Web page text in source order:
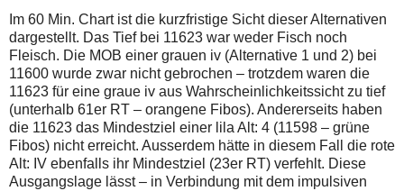
Im 60 Min. Chart ist die kurzfristige Sicht dieser Alternativen
dargestellt. Das Tief bei 11623 war weder Fisch noch
Fleisch. Die MOB einer grauen iv (Alternative 1 und 2) bei
11600 wurde zwar nicht gebrochen – trotzdem waren die
11623 für eine graue iv aus Wahrscheinlichkeitssicht zu tief
(unterhalb 61er RT – orangene Fibos). Andererseits haben
die 11623 das Mindestziel einer lila Alt: 4 (11598 – grüne
Fibos) nicht erreicht. Ausserdem hätte in diesem Fall die rote
Alt: IV ebenfalls ihr Mindestziel (23er RT) verfehlt. Diese
Ausgangslage lässt – in Verbindung mit dem impulsiven